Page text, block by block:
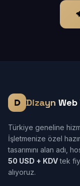
Dizayn Web
Türkiye geneline
İşletmenize özel
tasarımını alan adı,
50 USD + KDVtek
alıyoruz.